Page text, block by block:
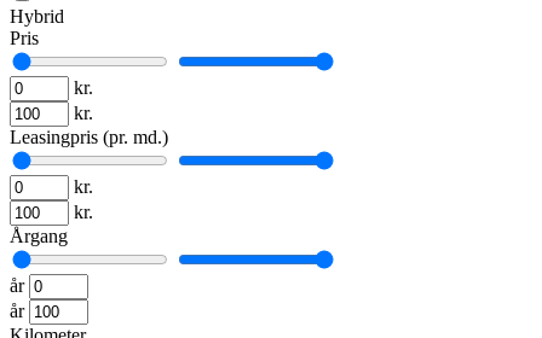
Hybrid
Pris
kr.
kr.
Leasingpris (pr. md.)
kr.
kr.
Årgang
år
år